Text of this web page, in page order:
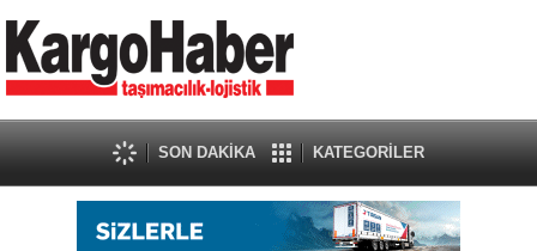
SON DAKİKA KATEGORİLER